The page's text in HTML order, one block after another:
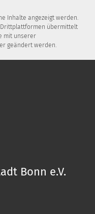
Inhalte angezeigt werden.
Drittplattformen übermittelt
mit unserer
geändert werden.
Bonn e.V.